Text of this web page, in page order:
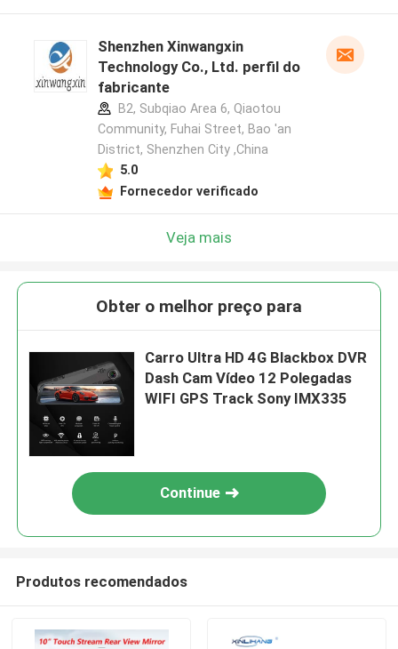
Shenzhen Xinwangxin
Technology Co., Ltd. perfil do
fabricante
B2, Subqiao Area 6, Qiaotou
Community, Fuhai Street, Bao 'an
District, Shenzhen City ,China
5.0
Fornecedor verificado
Veja mais
Obter o melhor preço para
Carro Ultra HD 4G Blackbox DVR
Dash Cam Vídeo 12 Polegadas
WIFI GPS Track Sony IMX335
Continue
Produtos recomendados